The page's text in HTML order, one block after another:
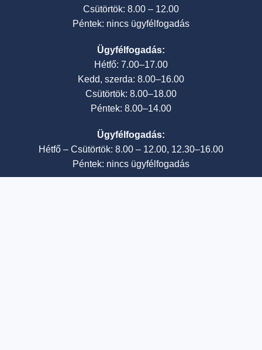
Csütörtök: 8.00 – 12.00
Péntek: nincs ügyfélfogadás
Ügyfélfogadás:
Hétfő: 7.00–17.00
Kedd, szerda: 8.00–16.00
Csütörtök: 8.00–18.00
Péntek: 8.00–14.00
Ügyfélfogadás:
Hétfő – Csütörtök: 8.00 – 12.00, 12.30–16.00
Péntek: nincs ügyfélfogadás